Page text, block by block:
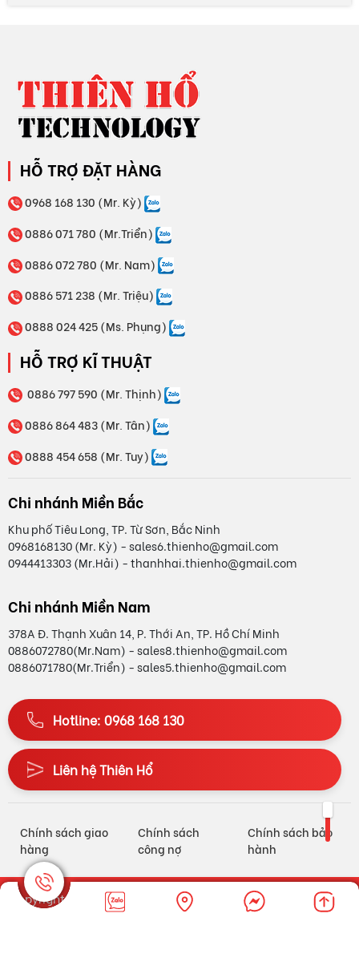
HỖ TRỢ ĐẶT HÀNG
0968 168 130 (Mr. Kỳ)
0886 071 780 (Mr.Triển)
0886 072 780 (Mr. Nam)
0886 571 238 (Mr. Triệu)
0888 024 425 (Ms. Phụng)
HỖ TRỢ KĨ THUẬT
0886 797 590 (Mr. Thịnh)
0886 864 483 (Mr. Tân)
0888 454 658 (Mr. Tuy)
Chi nhánh Miền Bắc
Khu phố Tiêu Long, TP. Từ Sơn, Bắc Ninh
0968168130 (Mr. Kỳ) - sales6.thienho@gmail.com
0944413303 (Mr.Hải) - thanhhai.thienho@gmail.com
Chi nhánh Miền Nam
378A Đ. Thạnh Xuân 14, P. Thới An, TP. Hồ Chí Minh
0886072780(Mr.Nam) - sales8.thienho@gmail.com
0886071780(Mr.Triển) - sales5.thienho@gmail.com
Hotline: 0968 168 130
Liên hệ Thiên Hổ
Chính sách giao
hàng
Chính sách
công nợ
Chính sách bảo
hành
Copyright © 2025THIÊN HỔ TECHNOLOGY CO.LTD
. Designed
Nina.vn